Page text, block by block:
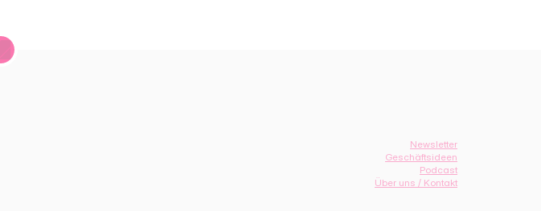
Newsletter
Geschäftsideen
Podcast
Über uns / Kontakt